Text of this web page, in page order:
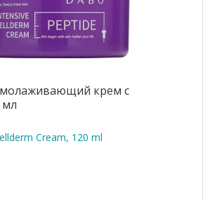
крем с
мл
Cream, 120 ml